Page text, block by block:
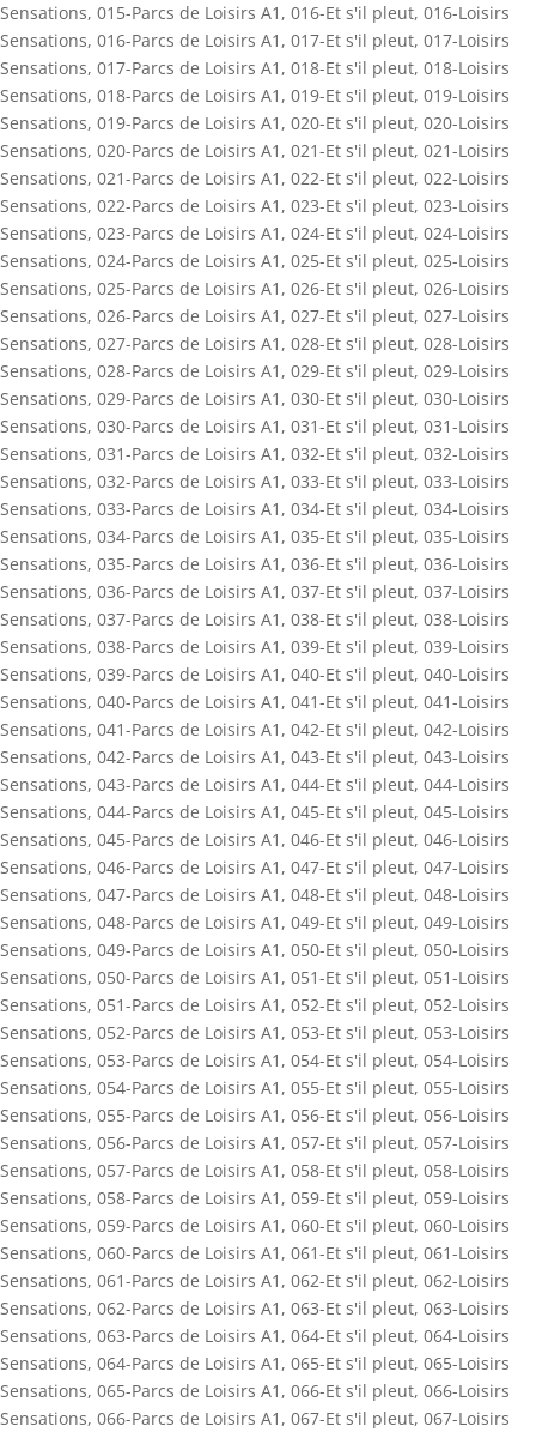
Sensations, 015-Parcs de Loisirs A1 , 016-Et s'il pleut, 016-Loisirs
Sensations, 016-Parcs de Loisirs A1 , 017-Et s'il pleut, 017-Loisirs
Sensations, 017-Parcs de Loisirs A1 , 018-Et s'il pleut, 018-Loisirs
Sensations, 018-Parcs de Loisirs A1 , 019-Et s'il pleut, 019-Loisirs
Sensations, 019-Parcs de Loisirs A1 , 020-Et s'il pleut, 020-Loisirs
Sensations, 020-Parcs de Loisirs A1 , 021-Et s'il pleut, 021-Loisirs
Sensations, 021-Parcs de Loisirs A1 , 022-Et s'il pleut, 022-Loisirs
Sensations, 022-Parcs de Loisirs A1 , 023-Et s'il pleut, 023-Loisirs
Sensations, 023-Parcs de Loisirs A1 , 024-Et s'il pleut, 024-Loisirs
Sensations, 024-Parcs de Loisirs A1 , 025-Et s'il pleut, 025-Loisirs
Sensations, 025-Parcs de Loisirs A1 , 026-Et s'il pleut, 026-Loisirs
Sensations, 026-Parcs de Loisirs A1 , 027-Et s'il pleut, 027-Loisirs
Sensations, 027-Parcs de Loisirs A1 , 028-Et s'il pleut, 028-Loisirs
Sensations, 028-Parcs de Loisirs A1 , 029-Et s'il pleut, 029-Loisirs
Sensations, 029-Parcs de Loisirs A1 , 030-Et s'il pleut, 030-Loisirs
Sensations, 030-Parcs de Loisirs A1 , 031-Et s'il pleut, 031-Loisirs
Sensations, 031-Parcs de Loisirs A1 , 032-Et s'il pleut, 032-Loisirs
Sensations, 032-Parcs de Loisirs A1 , 033-Et s'il pleut, 033-Loisirs
Sensations, 033-Parcs de Loisirs A1 , 034-Et s'il pleut, 034-Loisirs
Sensations, 034-Parcs de Loisirs A1 , 035-Et s'il pleut, 035-Loisirs
Sensations, 035-Parcs de Loisirs A1 , 036-Et s'il pleut, 036-Loisirs
Sensations, 036-Parcs de Loisirs A1 , 037-Et s'il pleut, 037-Loisirs
Sensations, 037-Parcs de Loisirs A1 , 038-Et s'il pleut, 038-Loisirs
Sensations, 038-Parcs de Loisirs A1 , 039-Et s'il pleut, 039-Loisirs
Sensations, 039-Parcs de Loisirs A1 , 040-Et s'il pleut, 040-Loisirs
Sensations, 040-Parcs de Loisirs A1 , 041-Et s'il pleut, 041-Loisirs
Sensations, 041-Parcs de Loisirs A1 , 042-Et s'il pleut, 042-Loisirs
Sensations, 042-Parcs de Loisirs A1 , 043-Et s'il pleut, 043-Loisirs
Sensations, 043-Parcs de Loisirs A1 , 044-Et s'il pleut, 044-Loisirs
Sensations, 044-Parcs de Loisirs A1 , 045-Et s'il pleut, 045-Loisirs
Sensations, 045-Parcs de Loisirs A1 , 046-Et s'il pleut, 046-Loisirs
Sensations, 046-Parcs de Loisirs A1 , 047-Et s'il pleut, 047-Loisirs
Sensations, 047-Parcs de Loisirs A1 , 048-Et s'il pleut, 048-Loisirs
Sensations, 048-Parcs de Loisirs A1 , 049-Et s'il pleut, 049-Loisirs
Sensations, 049-Parcs de Loisirs A1 , 050-Et s'il pleut, 050-Loisirs
Sensations, 050-Parcs de Loisirs A1 , 051-Et s'il pleut, 051-Loisirs
Sensations, 051-Parcs de Loisirs A1 , 052-Et s'il pleut, 052-Loisirs
Sensations, 052-Parcs de Loisirs A1 , 053-Et s'il pleut, 053-Loisirs
Sensations, 053-Parcs de Loisirs A1 , 054-Et s'il pleut, 054-Loisirs
Sensations, 054-Parcs de Loisirs A1 , 055-Et s'il pleut, 055-Loisirs
Sensations, 055-Parcs de Loisirs A1 , 056-Et s'il pleut, 056-Loisirs
Sensations, 056-Parcs de Loisirs A1 , 057-Et s'il pleut, 057-Loisirs
Sensations, 057-Parcs de Loisirs A1 , 058-Et s'il pleut, 058-Loisirs
Sensations, 058-Parcs de Loisirs A1 , 059-Et s'il pleut, 059-Loisirs
Sensations, 059-Parcs de Loisirs A1 , 060-Et s'il pleut, 060-Loisirs
Sensations, 060-Parcs de Loisirs A1 , 061-Et s'il pleut, 061-Loisirs
Sensations, 061-Parcs de Loisirs A1 , 062-Et s'il pleut, 062-Loisirs
Sensations, 062-Parcs de Loisirs A1 , 063-Et s'il pleut, 063-Loisirs
Sensations, 063-Parcs de Loisirs A1 , 064-Et s'il pleut, 064-Loisirs
Sensations, 064-Parcs de Loisirs A1 , 065-Et s'il pleut, 065-Loisirs
Sensations, 065-Parcs de Loisirs A1 , 066-Et s'il pleut, 066-Loisirs
Sensations, 066-Parcs de Loisirs A1 , 067-Et s'il pleut, 067-Loisirs